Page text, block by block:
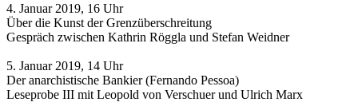
4. Januar 2019, 16 Uhr
Über die Kunst der Grenzüberschreitung
Gespräch zwischen Kathrin Röggla und Stefan Weidner
5. Januar 2019, 14 Uhr
Der anarchistische Bankier (Fernando Pessoa)
Leseprobe III mit Leopold von Verschuer und Ulrich Marx